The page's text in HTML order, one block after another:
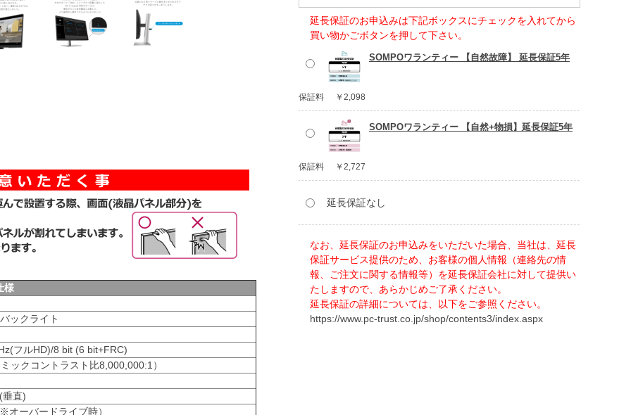
様
ックライト
フルHD)/8 bit (6 bit+FRC)
ックコントラスト比8,000,000:1）
直)
ーバードライブ時）
延長保証のお申込みは下記ボックスにチェックを入れてから
買い物かごボタンを押して下さい。
SOMPOワランティー 【自然故障】 延長保証5年
保証料 ￥2,098
SOMPOワランティー 【自然+物損】延長保証5年
保証料 ￥2,727
延長保証なし
なお、延長保証のお申込みをいただいた場合、当社は、延長
保証サービス提供のため、お客様の個人情報（連絡先の情
報、ご注文に関する情報等）を延長保証会社に対して提供い
たしますので、あらかじめご了承ください。
延長保証の詳細については、以下をご参照ください。
https://www.pc-trust.co.jp/shop/contents3/index.aspx